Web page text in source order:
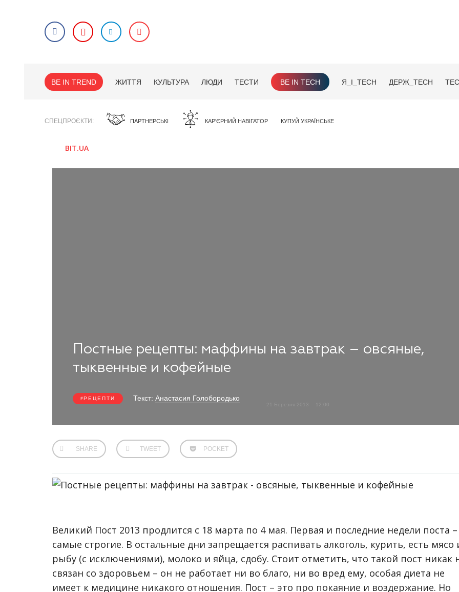
BE IN TREND ЖИТТЯ КУЛЬТУРА ЛЮДИ ТЕСТИ BE IN TECH Я_І_TECH ДЕРЖ_TECH
СПЕЦПРОЄКТИ ПАРТНЕРСЬКІ КАР'ЄРНИЙ НАВІГАТОР КУПУЙ УКРАЇНСЬКЕ
BIT.UA
Постные рецепты: маффины на завтрак – овсяные,
тыквенные и кофейные
РЕЦЕПТИ Текст: Анастасия Голобородько
21 Березня 2013
SHARE TWEET POCKET
Великий Пост 2013 продлится с 18 марта по 4 мая. Первая и последние недели поста –
самые строгие. В остальные дни запрещается распивать алкоголь, курить, есть мясо
рыбу (с исключениями), молоко и яйца, сдобу. Стоит отметить, что такой пост никак
связан со здоровьем – он не работает ни во благо, ни во вред ему, особая диета не
имеет к медицине никакого отношения. Пост – это про покаяние и воздержание. Но